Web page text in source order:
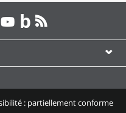
: partiellement conforme